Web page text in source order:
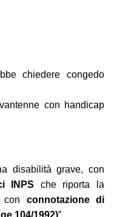
chiedere congedo
con handicap
disabilità grave, con
INPS che riporta la
con connotazione di
104/1992)”.